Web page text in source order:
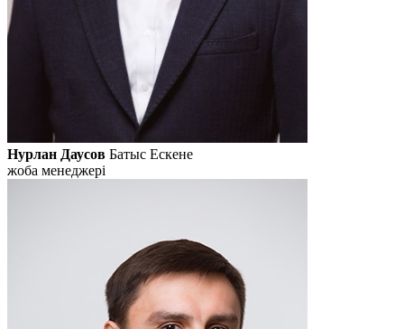
Нурлан Даусов Батыс Ескене
жоба менеджері